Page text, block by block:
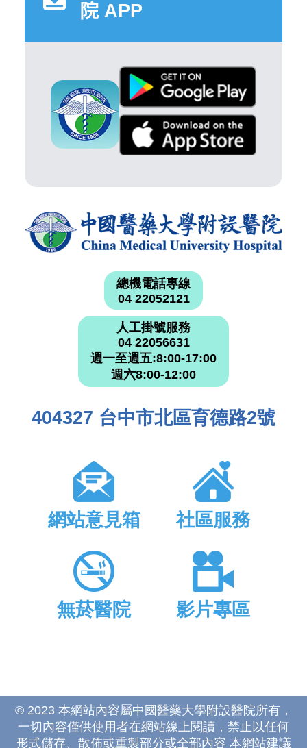
院 APP
總機電話專線
04 22052121
人工掛號服務
04 22056631
週一至週五:8:00-17:00
週六8:00-12:00
404327 台中市北區育德路2號
網站意見箱 社區服務
無菸醫院 影片專區
© 2023 本網站內容屬中國醫藥大學附設醫院所有，
一切內容僅供使用者在網站線上閱讀，禁止以任何
形式儲存、散佈或重製部分或全部內容 本網站建議